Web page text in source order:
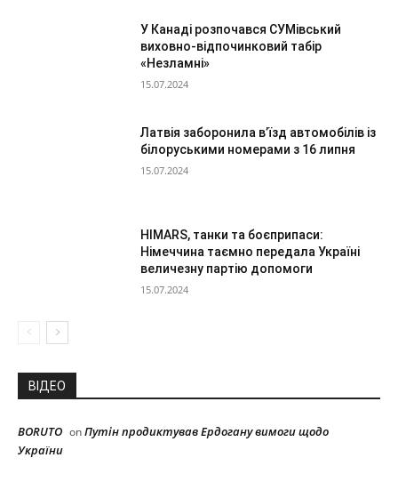
У Канаді розпочався СУМівський
виховно-відпочинковий табір
«Незламні»
15.07.2024
Латвія заборонила в’їзд автомобілів із
білоруськими номерами з 16 липня
15.07.2024
HIMARS, танки та боєприпаси:
Німеччина таємно передала Україні
величезну партію допомоги
15.07.2024
ВІДЕО
BORUTO onПутін продиктував Ердогану вимоги щодо
України